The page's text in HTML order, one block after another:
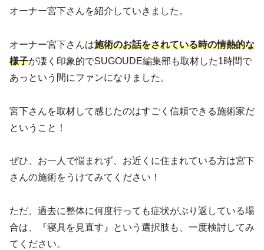
オーナー宮下さんを紹介していきました。
オーナー宮下さんは施術のお話をされている時の情熱的な
様子が凄く印象的でSUGOUDE編集部も取材した1時間で
あっという間にファンになりました。
宮下さんを取材して感じたのはすごく信頼できる施術家だ
ということ！
ぜひ、お一人で悩まれず、お近くに住まれている方は宮下
さんの施術をうけてみてください！
ただ、過去に整体に何度行っても症状がぶり返している場
合は、『寝具を見直す』という選択肢も、一度検討してみ
てください。